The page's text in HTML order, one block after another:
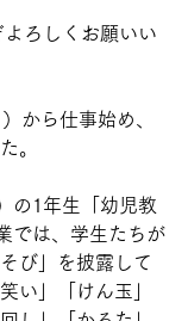
ろしくお願いい
から仕事始め、
。
の1年生「幼児教
では、学生たちが
び」を披露して
い」「けん玉」